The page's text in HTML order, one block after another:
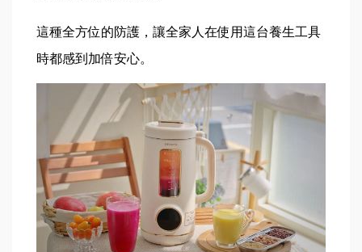
這種全方位的防護，讓全家人在使用這台養生工具
時都感到加倍安心。